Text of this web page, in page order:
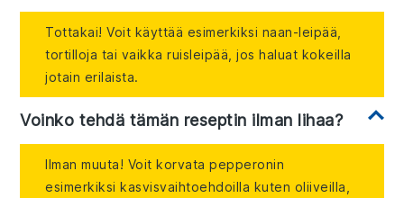
Tottakai! Voit käyttää esimerkiksi naan-leipää,
tortilloja tai vaikka ruisleipää, jos haluat kokeilla
jotain erilaista.
Voinko tehdä tämän reseptin ilman lihaa?
Ilman muuta! Voit korvata pepperonin
esimerkiksi kasvisvaihtoehdoilla kuten oliiveilla,